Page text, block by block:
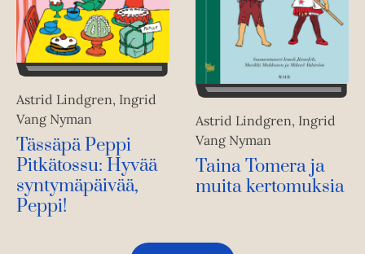
Astrid Lindgren, Ingrid
Vang Nyman
Tässäpä Peppi
Pitkätossu: Hyvää
syntymäpäivää,
Peppi!
Astrid Lindgren, Ingrid
Vang Nyman
Taina Tomera ja
muita kertomuksia